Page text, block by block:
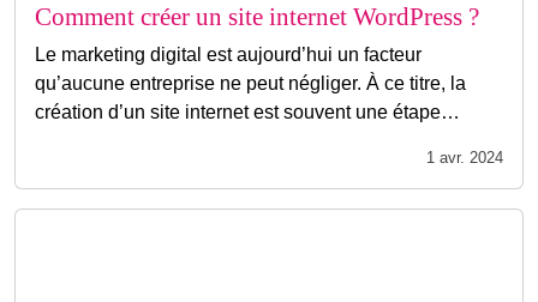
Comment créer un site internet WordPress ?
Le marketing digital est aujourd’hui un facteur
qu’aucune entreprise ne peut négliger. À ce titre, la
création d’un site internet est souvent une étape…
1 avr. 2024